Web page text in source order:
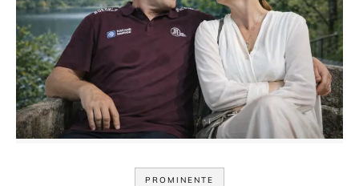
PROMINENTE